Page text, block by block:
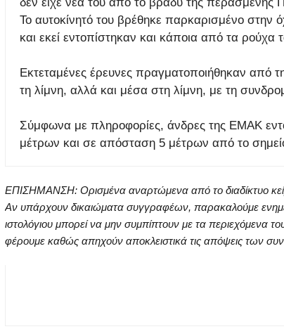
Το αυτοκίνητό του βρέθηκε παρκαρισμένο στην
και εκεί εντοπίστηκαν και κάποια από τα ρούχα
Εκτεταμένες έρευνες πραγματοποιήθηκαν από
τη λίμνη, αλλά και μέσα στη λίμνη, με τη
Σύμφωνα με πληροφορίες, άνδρες της ΕΜΑΚ
μέτρων και σε απόσταση 5 μέτρων από το
ΕΠΙΣΗΜΑΝΣΗ: Ορισμένα αναρτώμενα από το διαδίκτυο
Αν υπάρχουν δικαιώματα συγγραφέων, παρακαλούμε
ιστολόγιου μπορεί να μην συμπίπτουν με τα περιεχόμενα
φέρουμε καθώς απηχούν αποκλειστικά τις απόψεις των